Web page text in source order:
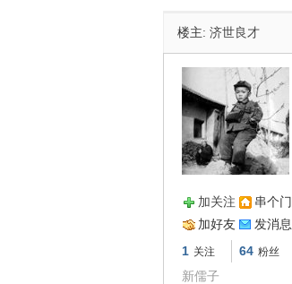
楼主: 济世良才
加关注
串个门
加好友
发消息
1 关注 64 粉丝
新儒子